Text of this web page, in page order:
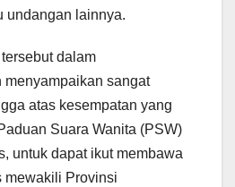
undangan lainnya.
dalam
menyampaikan sangat
atas kesempatan yang
Suara Wanita (PSW)
untuk dapat ikut membawa
mewakili Provinsi